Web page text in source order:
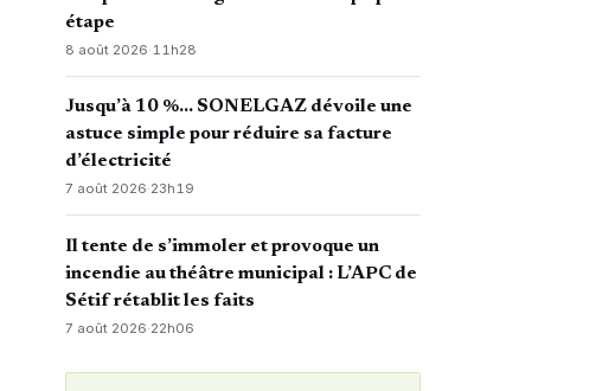
étape
8 août 2026·11h28
Jusqu’à 10 %… SONELGAZ dévoile une
astuce simple pour réduire sa facture
d’électricité
7 août 2026·23h19
Il tente de s’immoler et provoque un
incendie au théâtre municipal : L’APC de
Sétif rétablit les faits
7 août 2026·22h06